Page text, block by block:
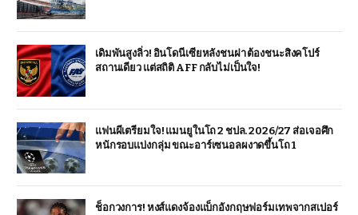
เดิมพันสูงลิ่ว! อินโดนีเซียหลังชนฝา ต้องชนะสิงคโปร์
สถานเดียว แต่สถิติ AFF กลับไม่เป็นใจ!
แฟนผีเตรียมใจ! แมนยูในโถ 2 ชปล. 2026/27 ส่อเจอศึก
หนักรอบแบ่งกลุ่ม ขณะอาร์เซนอลผงาดขึ้นโถ 1
ช็อกวงการ! หงส์แดงจ้องแบ็กอังกฤษฟอร์มเทพจากสเปอร์